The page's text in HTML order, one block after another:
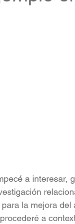
a interesar,
la mejora
a